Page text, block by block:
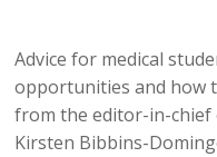
Advice for medical
opportunities and how
from the editor-in-
Kirsten Bibbins-